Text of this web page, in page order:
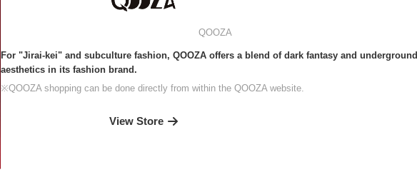
QOOZA
For "Jirai-kei" and subculture fashion, QOOZA offers a blend of dark fantasy and underground
aesthetics in its fashion brand.
※QOOZA shopping can be done directly from within the QOOZA website.
View Store